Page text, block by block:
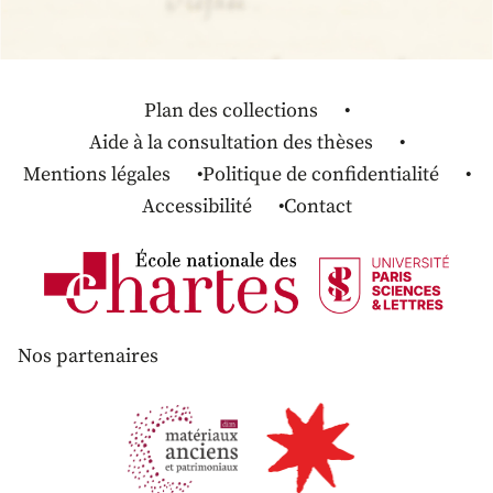
Plan des collections
Aide à la consultation des thèses
Mentions légales
Politique de confidentialité
Accessibilité
Contact
Nos partenaires